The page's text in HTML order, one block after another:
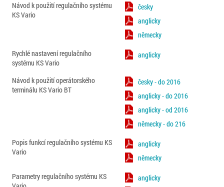
Návod k použití regulačního systému
KS Vario
česky
anglicky
německy
Rychlé nastavení regulačního
systému KS Vario
anglicky
Návod k použití operátorského
terminálu KS Vario BT
česky - do 2016
anglicky - do 2016
anglicky - od 2016
německy - do 216
Popis funkcí regulačního systému KS
Vario
anglicky
německy
Parametry regulačního systému KS
anglicky